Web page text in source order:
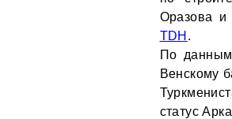
Оразова и
TDH .
По данным
Венскому
статус